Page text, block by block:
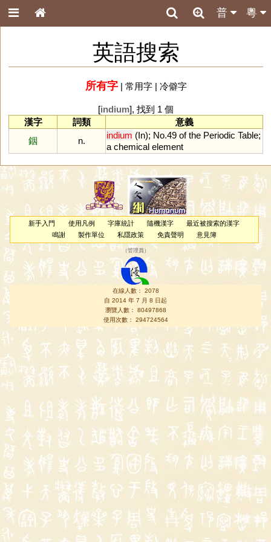
粵
普
英語搜索
所有字| 常用字| 冷僻字
[indium], 找到 1 個
漢字
詞類
意義
銦
n.
indium (In); No.49 of the Periodic Table;
a chemical element
新手入門 使用凡例 字庫統計 隨機漢字
最近被搜索的漢字
鳴謝
製作單位 私隱政策 免責聲明 意見簿
（管理員 ）
在線人數： 2078
自 2014 年 7 月 8 日起
瀏覽人數： 80497868
使用次數： 294724564